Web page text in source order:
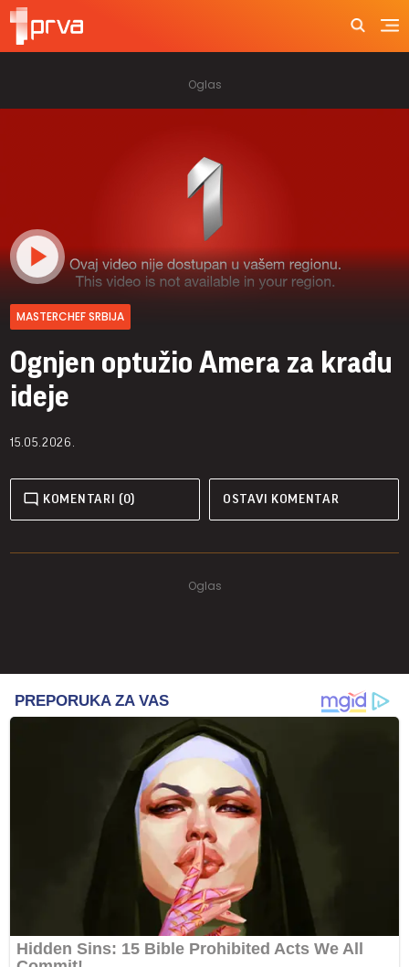
MASTERCHEF SRBIJA
Ognjen optužio Amera za krađu
ideje
15.05.2026.
KOMENTARI (0) OSTAVI KOMENTAR